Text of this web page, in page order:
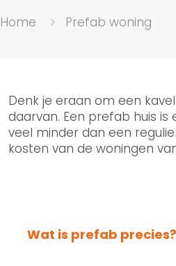
Home Prefab woning
Denk je eraan om een
daarvan. Een prefab huis
veel minder dan een
kosten van de woningen
Wat is prefab precies?